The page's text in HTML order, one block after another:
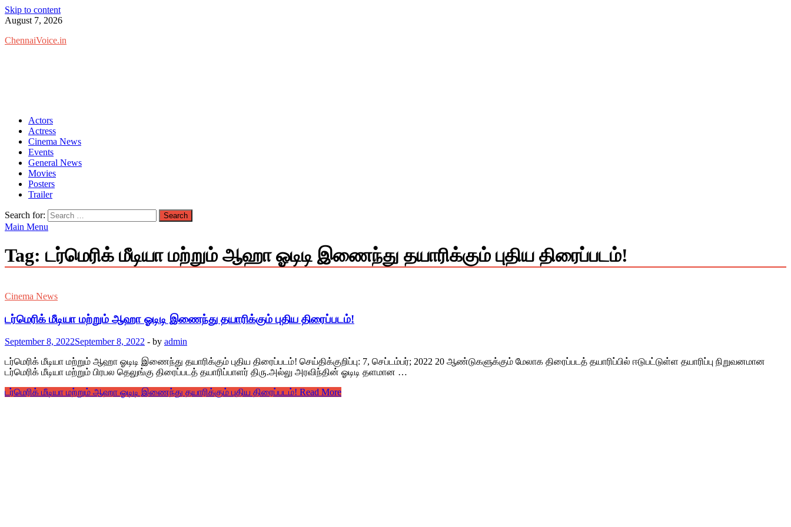
Skip to content
August 7, 2026
ChennaiVoice.in
Actors
Actress
Cinema News
Events
General News
Movies
Posters
Trailer
Search for:
Main Menu
Tag: டர்மெரிக் மீடியா மற்றும் ஆஹா ஓடிடி இணைந்து தயாரிக்கும் புதிய திரைப்படம்!
Cinema News
டர்மெரிக் மீடியா மற்றும் ஆஹா ஓடிடி இணைந்து தயாரிக்கும் புதிய திரைப்படம்!
September 8, 2022September 8, 2022 - by admin
டர்மெரிக் மீடியா மற்றும் ஆஹா ஓடிடி இணைந்து தயாரிக்கும் புதிய திரைப்படம்! செய்திக்குறிப்பு: 7, செப்டம்பர்; 2022 20 ஆண்டுகளுக்கும் மேலாக திரைப்படத் தயாரிப்பில் ஈடுபட்டுள்ள தயாரிப்பு நிறுவனமான
டர்மெரிக் மீடியா மற்றும் பிரபல தெலுங்கு திரைப்படத் தயாரிப்பாளர் திரு.அல்லு அரவிந்தின் ஓடிடி தளமான …
டர்மெரிக் மீடியா மற்றும் ஆஹா ஓடிடி இணைந்து தயாரிக்கும் புதிய திரைப்படம்! Read More